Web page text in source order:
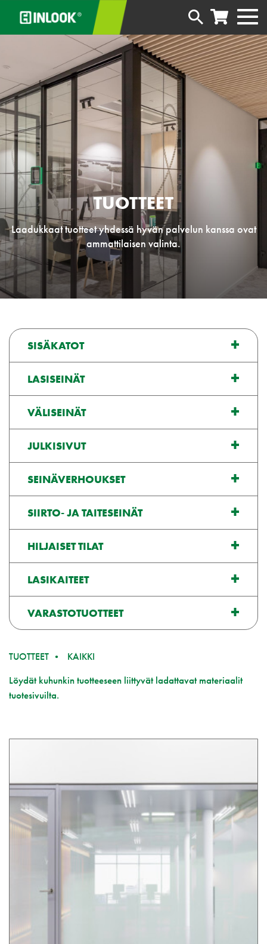
TUOTTEET
Laadukkaat tuotteet yhdessä hyvän palvelun kanssa ovat
ammattilaisen valinta.
SISÄKATOT
LASISEINÄT
VÄLISEINÄT
JULKISIVUT
SEINÄVERHOUKSET
SIIRTO- JA TAITESEINÄT
HILJAISET TILAT
LASIKAITEET
VARASTOTUOTTEET
TUOTTEET KAIKKI
Löydät kuhunkin tuotteeseen liittyvät ladattavat materiaalit
tuotesivuilta.